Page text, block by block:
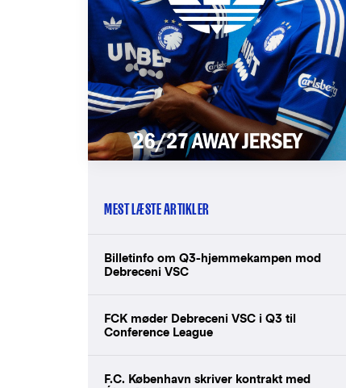
MEST LÆSTE ARTIKLER
Billetinfo om Q3-hjemmekampen mod
Debreceni VSC
FCK møder Debreceni VSC i Q3 til
Conference League
F.C. København skriver kontrakt med